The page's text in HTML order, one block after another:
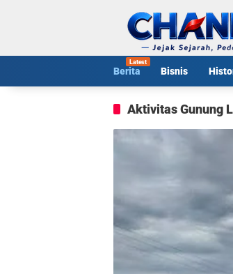
Berita Bisnis
Aktivitas Gunung